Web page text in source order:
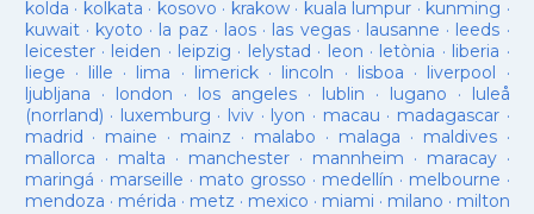
kolda · kolkata · kosovo · krakow· kuala lumpur · kunming ·
kuwait· kyoto · la paz · laos· las vegas· lausanne · leeds ·
leicester· leiden · leipzig · lelystad · leon · letònia · liberia ·
liege · lille · lima · limerick· lincoln · lisboa · liverpool ·
ljubljana · london · los angeles· lublin · lugano · luleå
(norrland) · luxemburg · lviv · lyon · macau · madagascar·
madrid · maine · mainz · malabo · malaga · maldives·
mallorca · malta · manchester· mannheim · maracay·
maringá · marseille · mato grosso · medellín · melbourne ·
mendoza · mérida · metz · mexico · miami · milano · milton